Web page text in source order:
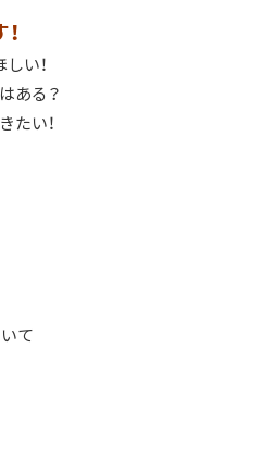
い！
ある？
たい！
て